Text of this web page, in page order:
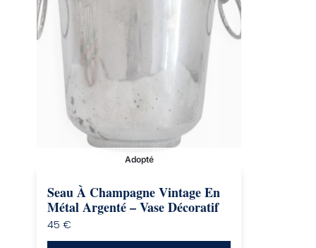
Adopté
Seau À Champagne Vintage En
Métal Argenté – Vase Décoratif
45€